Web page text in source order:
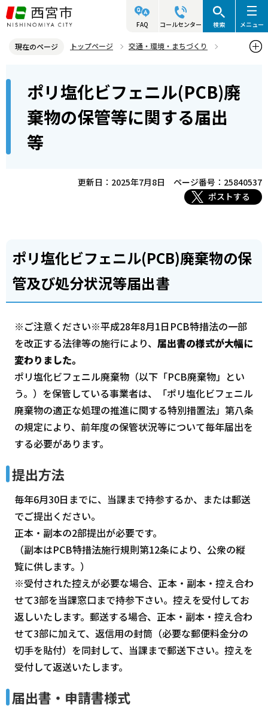
こ
の
ジ
す
FAQ コールセンター 検索 メニュー
現在のページ トップページ
交通・環境・まちづくり
ポリ塩化ビフェニル(PCB)廃棄物の保管等に関する届出等
ら
ポリ塩化ビフェニル(PCB)廃
棄物の保管等に関する届出
等
更新日：2025年7月8日
ページ番号：25840537
ポストする
ポリ塩化ビフェニル(PCB)廃棄物の保
管及び処分状況等届出書
※ご注意ください※平成28年8月1日PCB特措法の一部
を改正する法律等の施行により、 届出書の様式が大幅に
変わりました。
ポリ塩化ビフェニル廃棄物（以下「PCB廃棄物」とい
う。）を保管している事業者は、「ポリ塩化ビフェニル
廃棄物の適正な処理の推進に関する特別措置法」第八条
の規定により、前年度の保管状況等について毎年届出を
する必要があります。
提出方法
毎年6月30日までに、当課まで持参するか、または郵送
でご提出ください。
正本・副本の2部提出が必要です。
（副本はPCB特措法施行規則第12条により、公衆の縦
覧に供します。）
※受付された控えが必要な場合、正本・副本・控え合わ
せて3部を当課窓口まで持参下さい。控えを受付してお
返しいたします。郵送する場合、正本・副本・控え合わ
せて3部に加えて、返信用の封筒（必要な郵便料金分の
切手を貼付）を同封して、当課まで郵送下さい。控えを
受付して返送いたします。
届出書・申請書様式